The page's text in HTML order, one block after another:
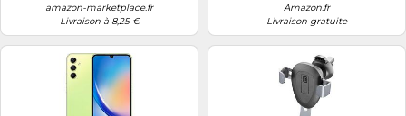
amazon-marketplace.fr
Livraison à 8,25 €
Amazon.fr
Livraison gratuite